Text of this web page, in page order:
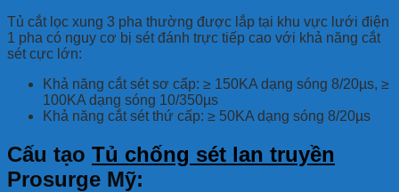
Tủ cắt lọc xung 3 pha thường được lắp tại khu vực lưới điện
1 pha có nguy cơ bị sét đánh trực tiếp cao với khả năng cắt
sét cực lớn:
Khả năng cắt sét sơ cấp: ≥ 150KA dạng sóng 8/20µs, ≥
100KA dạng sóng 10/350µs
Khả năng cắt sét thứ cấp: ≥ 50KA dạng sóng 8/20µs
Cấu tạo Tủ chống sét lan truyền
Prosurge Mỹ: